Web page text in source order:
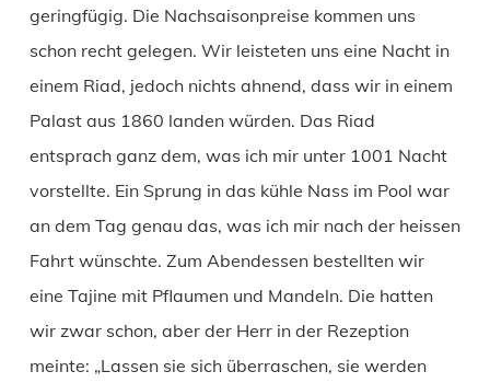
geringfügig. Die Nachsaisonpreise kommen uns
schon recht gelegen. Wir leisteten uns eine Nacht in
einem Riad, jedoch nichts ahnend, dass wir in einem
Palast aus 1860 landen würden. Das Riad
entsprach ganz dem, was ich mir unter 1001 Nacht
vorstellte. Ein Sprung in das kühle Nass im Pool war
an dem Tag genau das, was ich mir nach der heissen
Fahrt wünschte. Zum Abendessen bestellten wir
eine Tajine mit Pflaumen und Mandeln. Die hatten
wir zwar schon, aber der Herr in der Rezeption
meinte: „Lassen sie sich überraschen, sie werden